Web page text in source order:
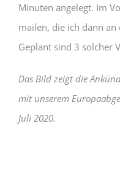
Minuten angelegt. Im
mailen, die ich dann
Geplant sind 3 solcher
Das Bild zeigt die
mit unserem
Juli 2020.